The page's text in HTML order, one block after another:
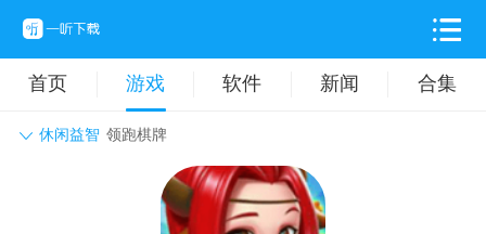
首页 游戏 软件 新闻 合集
休闲益智 领跑棋牌
动作格斗 休闲益智
卡牌对战 音乐舞蹈